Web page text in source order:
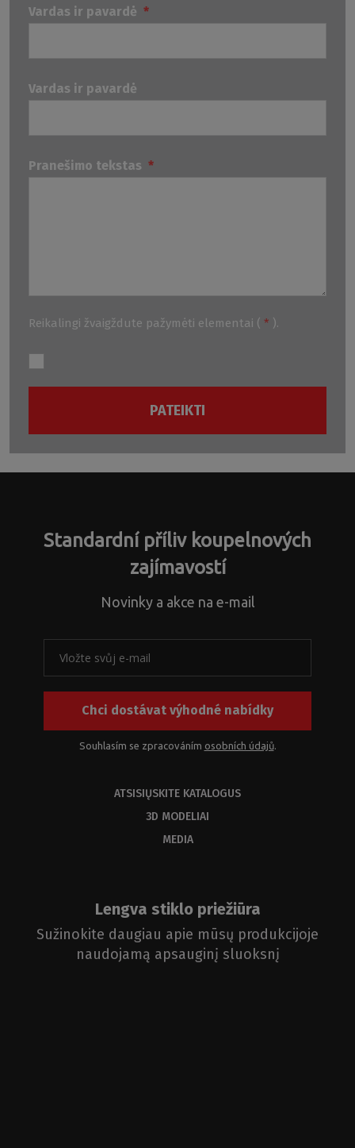
Vardas ir pavardė *
Vardas ir pavardė
Pranešimo tekstas *
Reikalingi žvaigždute pažymėti elementai ( * ).
PATEIKTI
formą.
Standardní příliv koupelnových
zajímavostí
Novinky a akce na e-mail
Chci dostávat výhodné nabídky
Souhlasím se zpracováním osobních údajů.
ATSISIŲSKITE KATALOGUS
3D MODELIAI
MEDIA
Lengva stiklo priežiūra
Sužinokite daugiau apie mūsų produkcijoje
naudojamą apsauginį sluoksnį